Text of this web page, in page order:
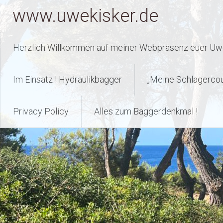
Zum
Inhalt
springen
www.uwekisker.de
Herzlich Willkommen auf meiner Webpräsenz euer
Im Einsatz ! Hydraulikbagger „Meine
Privacy Policy Alles zum Baggerdenkmal !